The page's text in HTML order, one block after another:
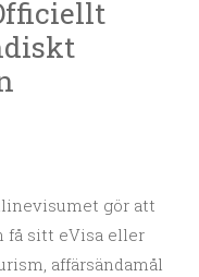
gör att
få sitt eVisa eller
affärsändamål